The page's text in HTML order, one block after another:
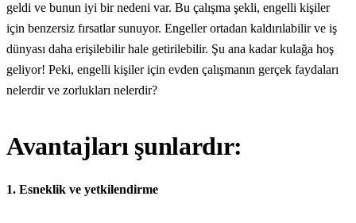
geldi ve bunun iyi bir nedeni var. Bu çalışma şekli, engelli kişiler
için benzersiz fırsatlar sunuyor. Engeller ortadan kaldırılabilir ve iş
dünyası daha erişilebilir hale getirilebilir. Şu ana kadar kulağa hoş
geliyor! Peki, engelli kişiler için evden çalışmanın gerçek faydaları
nelerdir ve zorlukları nelerdir?
Avantajları şunlardır:
1. Esneklik ve yetkilendirme